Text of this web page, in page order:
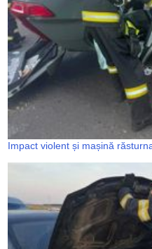
Impact violent și mașină